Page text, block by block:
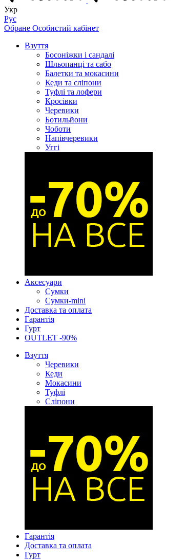
Укр
Рус
Обране Особистий кабінет
Взуття
Босоніжки і сандалі
Шльопанці та сабо
Балетки та мокасини
Кеди та сліпони
Туфлі та лофери
Кросівки
Черевики
Ботильйони
Чоботи
Напівчеревики
Уггі
Аксесуари
Сумки
Сумки-mini
Доставка та оплата
Гарантія
Гурт
OUTLET -90%
Взуття
Черевики
Кеди
Мокасини
Туфлі
Сліпони
Гарантія
Доставка та оплата
Гурт